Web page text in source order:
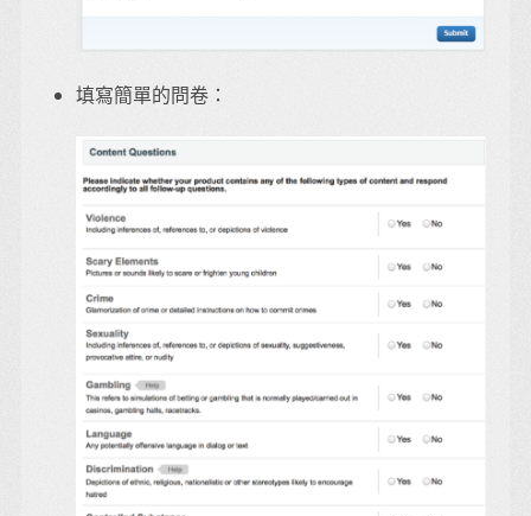
填寫簡單的問卷：